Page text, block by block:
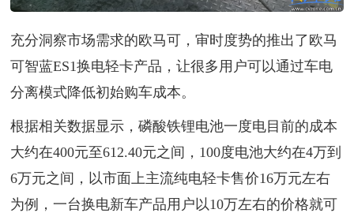
充分洞察市场需求的欧马可，审时度势的推出了欧马
可智蓝ES1换电轻卡产品，让很多用户可以通过车电
分离模式降低初始购车成本。
根据相关数据显示，磷酸铁锂电池一度电目前的成本
大约在400元至612.40元之间，100度电池大约在4万到
6万元之间，以市面上主流纯电轻卡售价16万元左右
为例，一台换电新车产品用户以10万左右的价格就可